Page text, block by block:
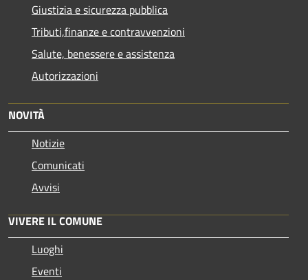
Giustizia e sicurezza pubblica
Tributi,finanze e contravvenzioni
Salute, benessere e assistenza
Autorizzazioni
NOVITÀ
Notizie
Comunicati
Avvisi
VIVERE IL COMUNE
Luoghi
Eventi